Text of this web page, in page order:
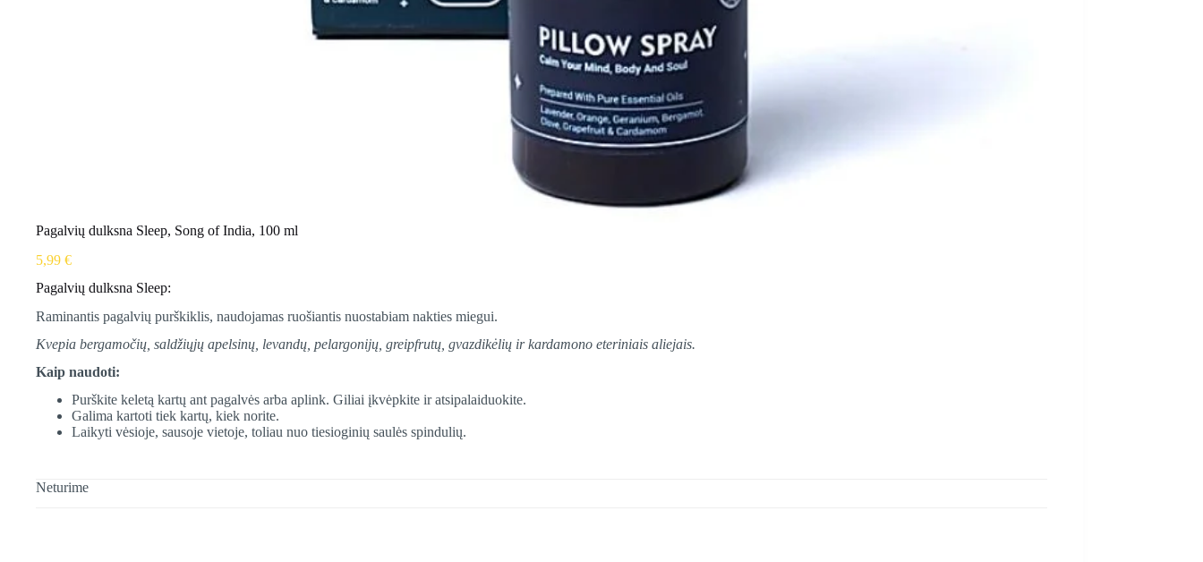
Pagalvių dulksna Sleep, Song of India, 100 ml
5,99 €
Pagalvių dulksna Sleep:
Raminantis pagalvių purškiklis, naudojamas ruošiantis nuostabiam nakties miegui.
Kvepia bergamočių, saldžiųjų apelsinų, levandų, pelargonijų, greipfrutų, gvazdikėlių ir kardamono eteriniais aliejais.
Kaip naudoti:
Purškite keletą kartų ant pagalvės arba aplink. Giliai įkvėpkite ir atsipalaiduokite.
Galima kartoti tiek kartų, kiek norite.
Laikyti vėsioje, sausoje vietoje, toliau nuo tiesioginių saulės spindulių.
Neturime